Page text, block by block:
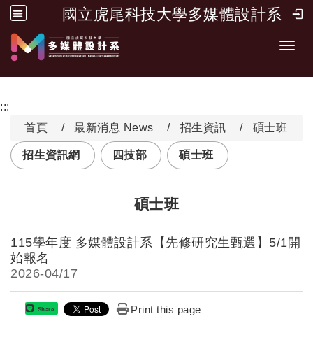
國立虎尾科技大學多媒體設計系
跳到主要內容 開啟
:::
首頁
最新消息 News 招生資訊 碩士班
招生資訊網 四技部 碩士班
碩士班
115學年度 多媒體設計系【先修研究生甄選】5/1開
始報名
2026-04/17
Share Print this page